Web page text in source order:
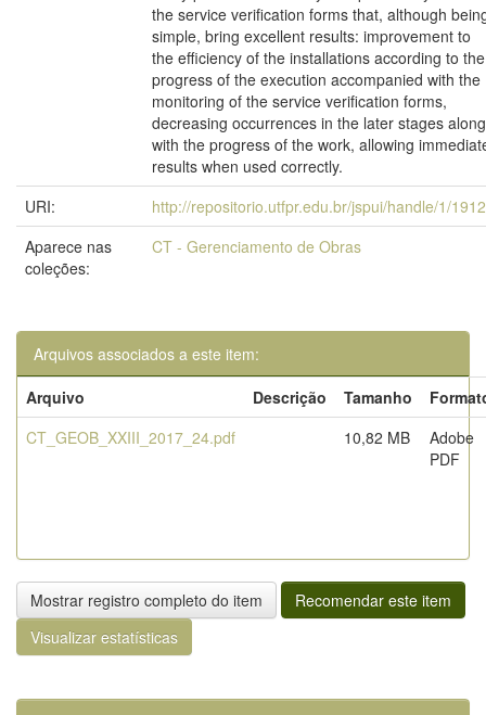
the service verification forms that, although
simple, bring excellent results: improvement to
the efficiency of the installations according to the
progress of the execution accompanied with the
monitoring of the service verification forms,
decreasing occurrences in the later stages along
with the progress of the work, allowing
results when used correctly.
URI:
http://repositorio.utfpr.edu.br/jspui/handle/1/
Aparece nas
coleções:
CT - Gerenciamento de Obras
Arquivos associados a este item:
Arquivo
Descrição Tamanho
CT_GEOB_XXIII_2017_24.pdf
10,82 MB
Adobe
PDF
Mostrar registro completo do item
Recomendar este item
Visualizar estatísticas